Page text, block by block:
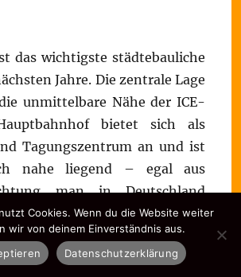
das wichtigste städtebauliche
Jahre. Die zentrale Lage
unmittelbare Nähe der ICE-
bietet sich als
Tagungszentrum an und ist
nahe liegend – egal aus
man in Deutschland
ist von den konkreten
konkreter Entwicklung noch
spüren, obwohl die Zeit
Cookies. Wenn du die Website weiter
wir von deinem Einverständnis aus.
Datenschutzerklärung